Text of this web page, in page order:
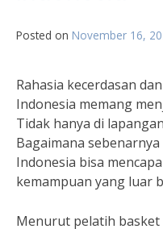
Posted on November 16,
Rahasia kecerdasan
Indonesia memang
Tidak hanya di
Bagaimana
Indonesia bisa
kemampuan yang luar
Menurut pelatih